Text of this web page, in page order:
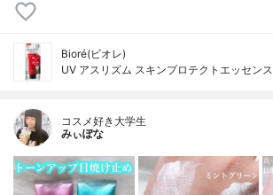
Bioré(ビオレ)
UV アスリズム スキンプロテクトエッセンス
コスメ好き大学生
みぃぽな